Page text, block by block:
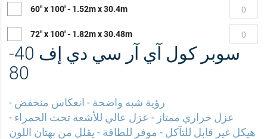
سوبر كول آي آر سي دي إف 40-
80
رؤية شبه واضحة - انعكاس منخفض -
عزل حراري ممتاز - عزل عالي للأشعة تحت الحمراء -
هيكل غير قابل للتآكل - موفر للطاقة - يقلل من بهتان اللون
60" x 100' - 1.52m x 30.4m
72" x 100' - 1.82m x 30.48m